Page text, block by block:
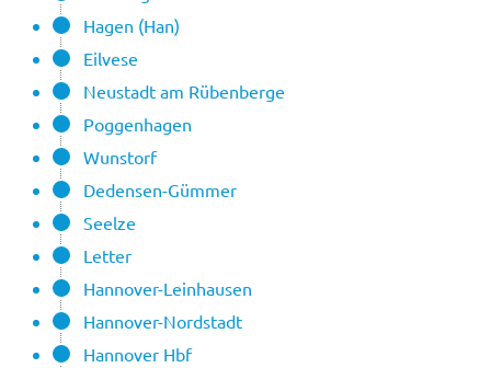
Hagen (Han)
Eilvese
Neustadt am Rübenberge
Poggenhagen
Wunstorf
Dedensen-Gümmer
Seelze
Letter
Hannover-Leinhausen
Hannover-Nordstadt
Hannover Hbf